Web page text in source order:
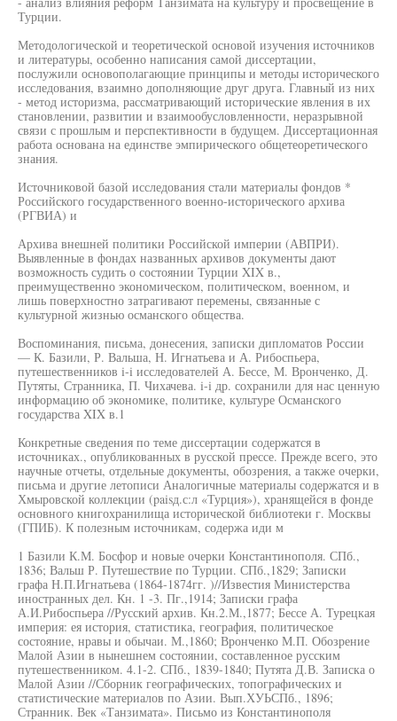
Турции.
Методологической и теоретической основой изучения источников
и литературы, особенно написания самой диссертации,
послужили основополагающие принципы и методы исторического
исследования, взаимно дополняющие друг друга. Главный из них
- метод историзма, рассматривающий исторические явления в их
становлении, развитии и взаимообусловленности, неразрывной
связи с прошлым и перспективности в будущем. Диссертационная
работа основана на единстве эмпирического общетеоретического
знания.
Источниковой базой исследования стали материалы фондов *
Российского государственного военно-исторического архива
(РГВИА) и
Архива внешней политики Российской империи (АВПРИ).
Выявленные в фондах названных архивов документы дают
возможность судить о состоянии Турции XIX в.,
преимущественно экономическом, политическом, военном, и
лишь поверхностно затрагивают перемены, связанные с
культурной жизнью османского общества.
Воспоминания, письма, донесения, записки дипломатов России
— К. Базили, Р. Вальша, Н. Игнатьева и А. Рибоспьера,
путешественников i-i исследователей А. Бессе, М. Вронченко, Д.
Путяты, Странника, П. Чихачева. i-i др. сохранили для нас ценную
информацию об экономике, политике, культуре Османского
государства XIX в.1
Конкретные сведения по теме диссертации содержатся в
источниках., опубликованных в русской прессе. Прежде всего, это
научные отчеты, отдельные документы, обозрения, а также очерки,
письма и другие летописи Аналогичные материалы содержатся и в
Хмыровской коллекции (paisд.с:л «Турция»), хранящейся в фонде
основного книгохранилища исторической библиотеки г. Москвы
(ГПИБ). К полезным источникам, содержа иди м
1 Базили К.М. Босфор и новые очерки Константинополя. СПб.,
1836; Вальш Р. Путешествие по Турции. СПб.,1829; Записки
графа Н.П.Игнатьева (1864-1874гг. )//Известия Министерства
иностранных дел. Кн. 1 -3. Пг.,1914; Записки графа
А.И.Рибоспьера //Русский архив. Кн.2.М.,1877; Бессе А. Турецкая
империя: ея история, статистика, география, политическое
состояние, нравы и обычаи. М.,1860; Вронченко М.П. Обозрение
Малой Азии в нынешнем состоянии, составленное русским
путешественником. 4.1-2. СПб., 1839-1840; Путята Д.В. Записка о
Малой Азии //Сборник географических, топографических и
статистические материалов по Азии. Вып.ХУЬСПб., 1896;
Странник. Век «Танзимата». Письмо из Константинополя